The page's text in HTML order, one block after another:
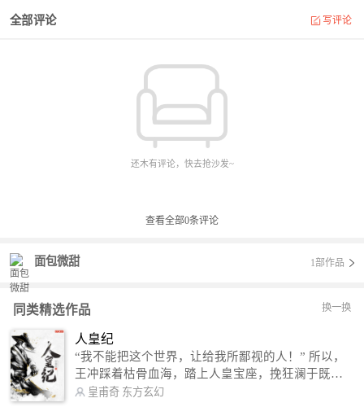
全部评论 写评论
还木有评论，快去抢沙发~
查看全部0条评论
面包微甜 1部作品
同类精选作品 换一换
人皇纪
“我不能把这个世界，让给我所鄙视的人！” 所以，
王冲踩着枯骨血海，踏上人皇宝座，挽狂澜于既
倒，扶大厦之将倾，成就了一段无上的传说！ 微信
皇甫奇 东方玄幻